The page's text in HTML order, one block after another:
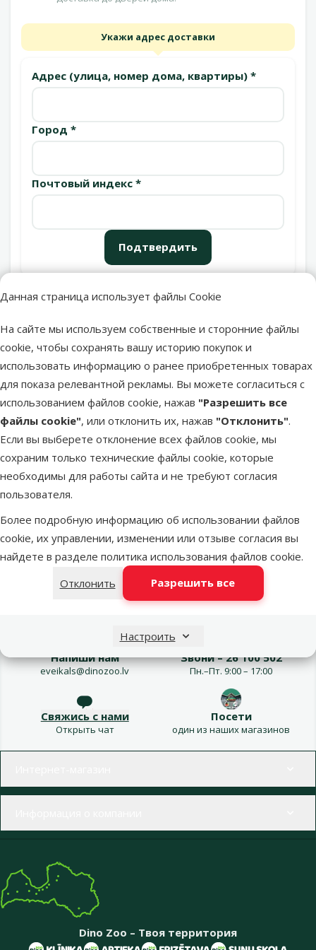
Данная страница использует файлы Cookie
На сайте мы используем собственные и сторонние файлы
cookie, чтобы сохранять вашу историю покупок и
использовать информацию о ранее приобретенных товарах
для показа релевантной рекламы. Вы можете согласиться с
использованием файлов cookie, нажав "Разрешить все
файлы cookie", или отклонить их, нажав "Отклонить".
Если вы выберете отклонение всех файлов cookie, мы
сохраним только технические файлы cookie, которые
необходимы для работы сайта и не требуют согласия
пользователя.
Более подробную информацию об использовании файлов
cookie, их управлении, изменении или отзыве согласия вы
найдете в разделе политика использования файлов cookie.
Отклонить
Разрешить все
Настроить
Укажи адрес доставки
Адрес (улица, номер дома, квартиры) *
Город *
Почтовый индекс *
Подтвердить
Latvijas Pasts пакомат во вторник
DPD Pickup tīkls во вторник
LATVIJAS PASTS почтовое
отделение
во вторник
OMNIVA пакоматы во вторник
Добавить в корзину
Напиши нам
eveikals@dinozoo.lv
Звони – 26 100 502
Пн.–Пт. 9:00 – 17:00
Свяжись с нами
Открыть чат
Посети
один из наших магазинов
Dino Zoo – Твоя территория